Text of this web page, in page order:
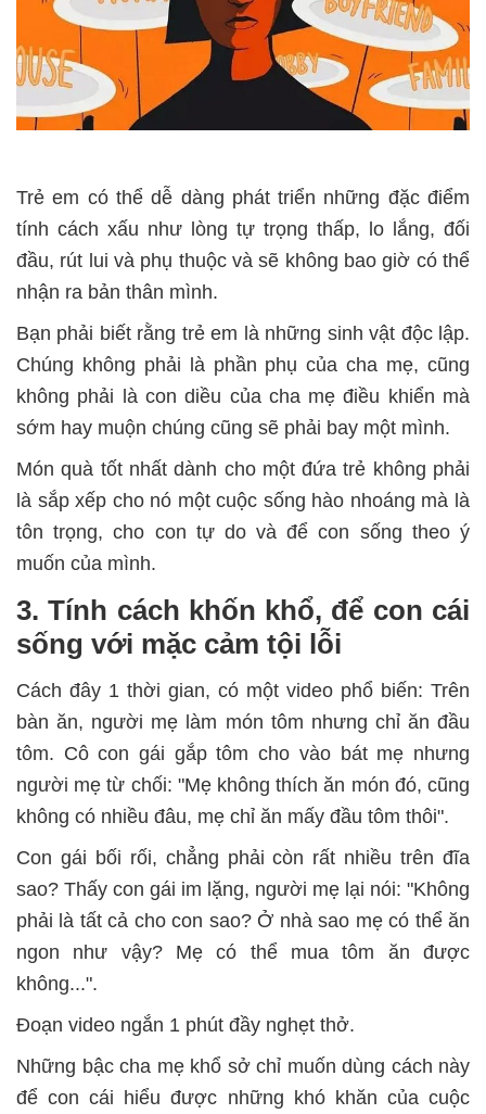
Trẻ em có thể dễ dàng phát triển những đặc điểm
tính cách xấu như lòng tự trọng thấp, lo lắng, đối
đầu, rút lui và phụ thuộc và sẽ không bao giờ có thể
nhận ra bản thân mình.
Bạn phải biết rằng trẻ em là những sinh vật độc lập.
Chúng không phải là phần phụ của cha mẹ, cũng
không phải là con diều của cha mẹ điều khiển mà
sớm hay muộn chúng cũng sẽ phải bay một mình.
Món quà tốt nhất dành cho một đứa trẻ không phải
là sắp xếp cho nó một cuộc sống hào nhoáng mà là
tôn trọng, cho con tự do và để con sống theo ý
muốn của mình.
3. Tính cách khốn khổ, để con cái
sống với mặc cảm tội lỗi
Cách đây 1 thời gian, có một video phổ biến: Trên
bàn ăn, người mẹ làm món tôm nhưng chỉ ăn đầu
tôm. Cô con gái gắp tôm cho vào bát mẹ nhưng
người mẹ từ chối: "Mẹ không thích ăn món đó, cũng
không có nhiều đâu, mẹ chỉ ăn mấy đầu tôm thôi".
Con gái bối rối, chẳng phải còn rất nhiều trên đĩa
sao? Thấy con gái im lặng, người mẹ lại nói: "Không
phải là tất cả cho con sao? Ở nhà sao mẹ có thể ăn
ngon như vậy? Mẹ có thể mua tôm ăn được
không...".
Đoạn video ngắn 1 phút đầy nghẹt thở.
Những bậc cha mẹ khổ sở chỉ muốn dùng cách này
để con cái hiểu được những khó khăn của cuộc